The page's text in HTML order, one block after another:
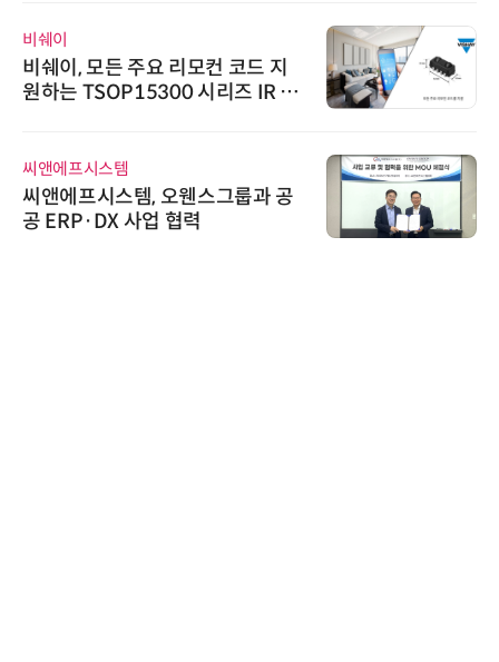
비쉐이
비쉐이, 모든 주요 리모컨 코드 지
원하는 TSOP15300 시리즈 IR 수
씨앤에프시스템
씨앤에프시스템, 오웬스그룹과 공
공 ERP·DX 사업 협력